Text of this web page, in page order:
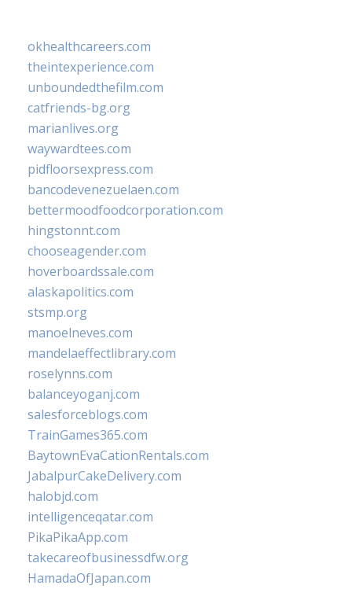
okhealthcareers.com
theintexperience.com
unboundedthefilm.com
catfriends-bg.org
marianlives.org
waywardtees.com
pidfloorsexpress.com
bancodevenezuelaen.com
bettermoodfoodcorporation.com
hingstonnt.com
chooseagender.com
hoverboardssale.com
alaskapolitics.com
stsmp.org
manoelneves.com
mandelaeffectlibrary.com
roselynns.com
balanceyoganj.com
salesforceblogs.com
TrainGames365.com
BaytownEvaCationRentals.com
JabalpurCakeDelivery.com
halobjd.com
intelligenceqatar.com
PikaPikaApp.com
takecareofbusinessdfw.org
HamadaOfJapan.com